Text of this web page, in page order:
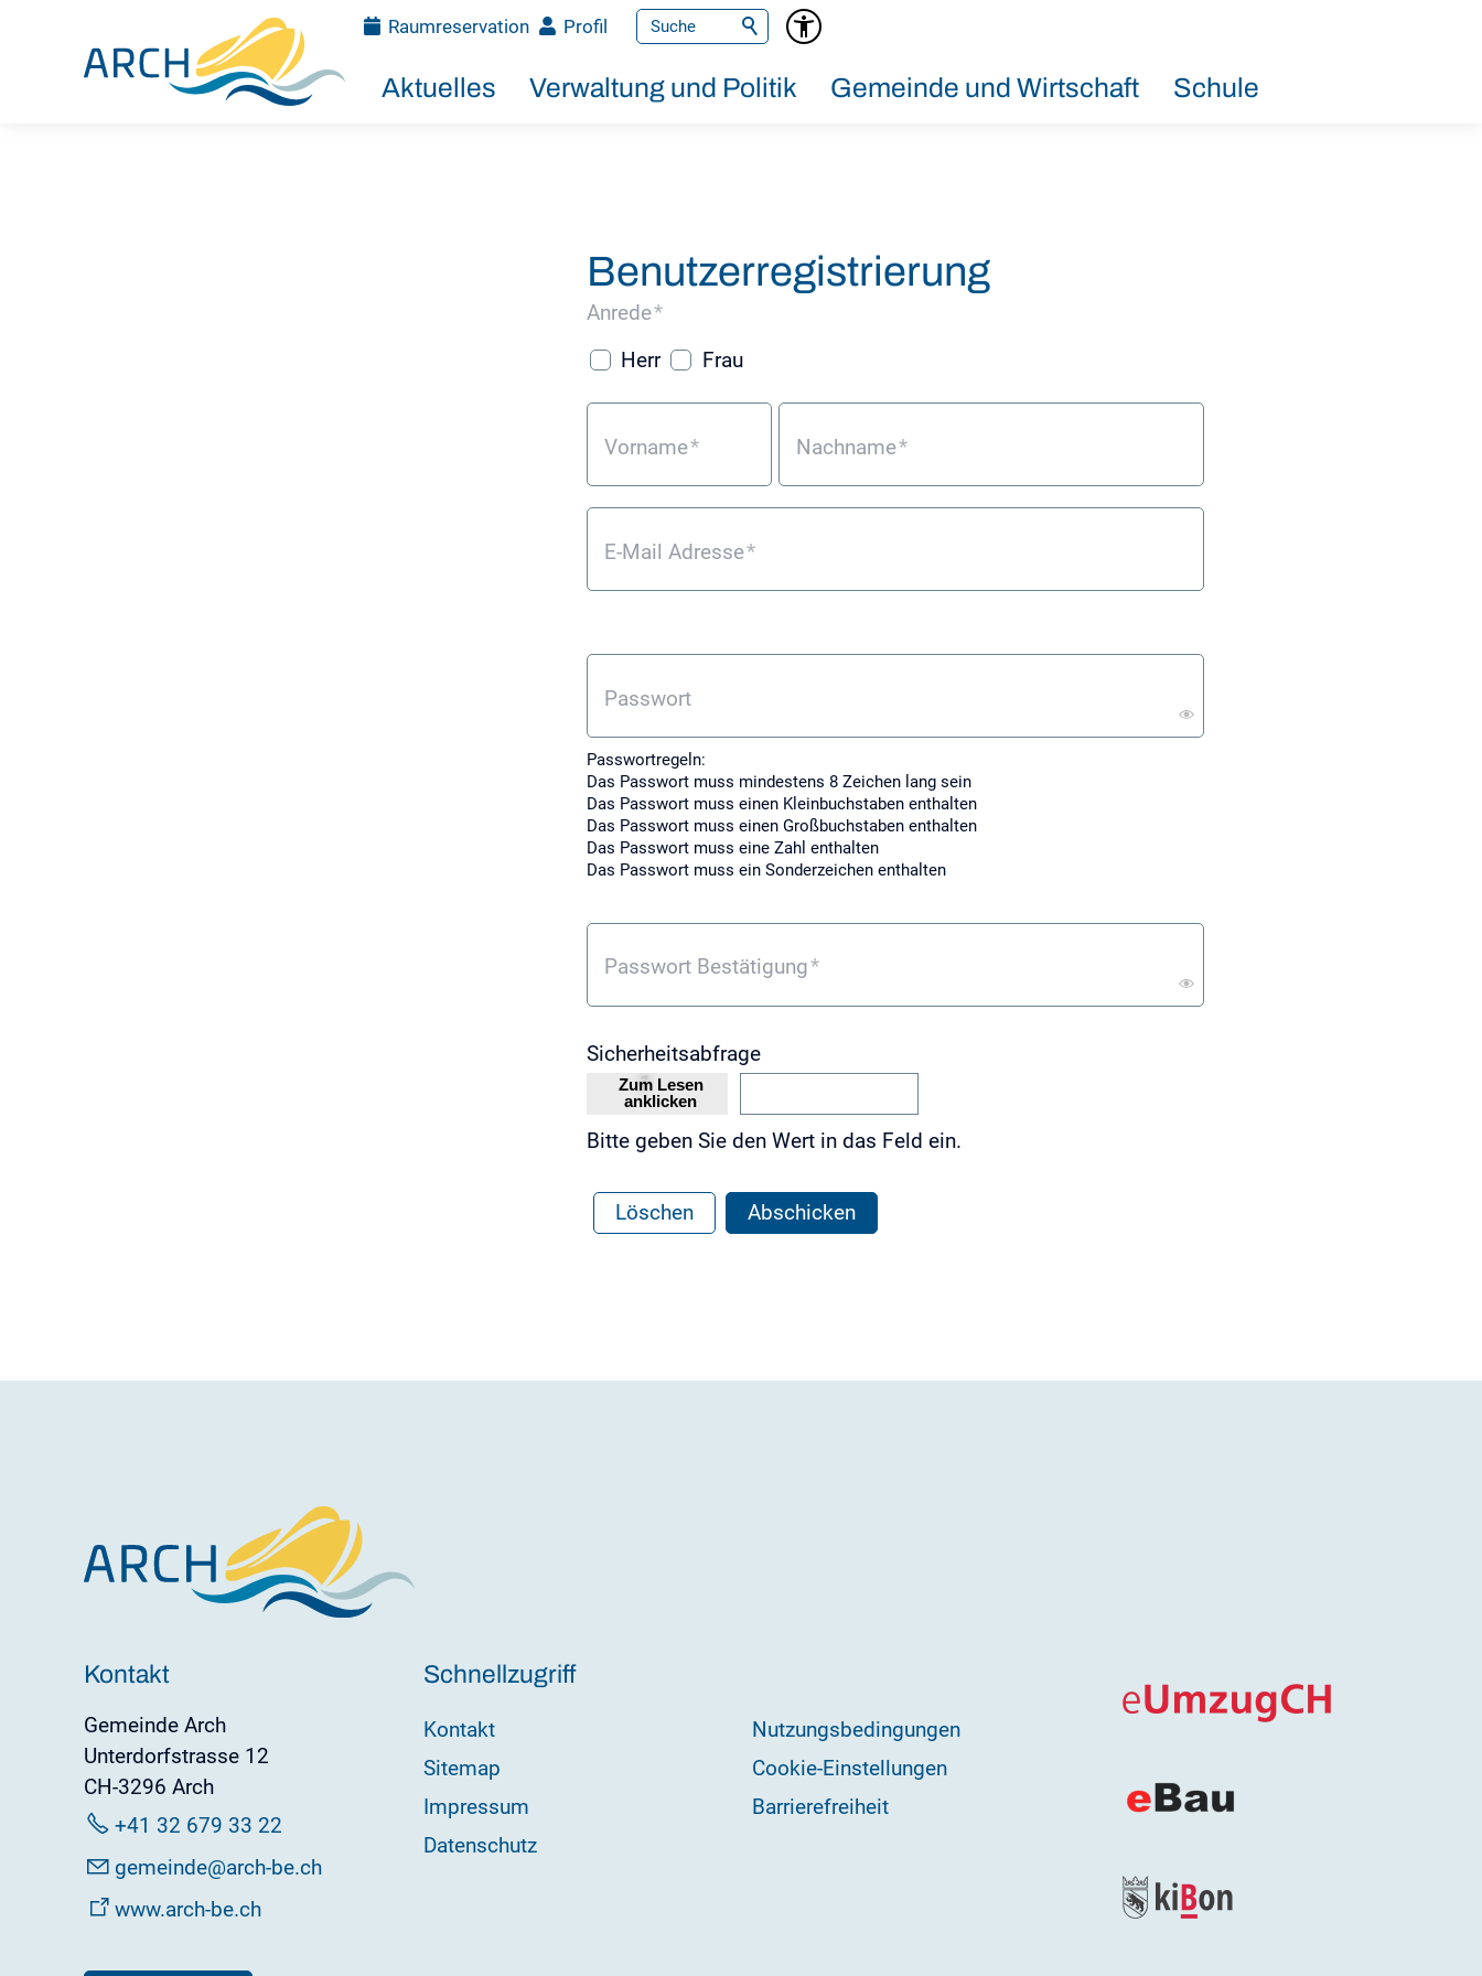
Aktuelles Verwaltung und Politik Gemeinde und Wirtschaft Schule
Raumreservation Profil
Benutzerregistrierung
Anrede*
Herr
Frau
Vorname* Nachname*
E-Mail Adresse*
Passwort
Passwortregeln:
Das Passwort muss mindestens 8 Zeichen lang sein
Das Passwort muss einen Kleinbuchstaben enthalten
Das Passwort muss einen Großbuchstaben enthalten
Das Passwort muss eine Zahl enthalten
Das Passwort muss ein Sonderzeichen enthalten
Passwort Bestätigung*
Sicherheitsabfrage
Bitte geben Sie den Wert in das Feld ein.
Löschen Abschicken
Kontakt
Gemeinde Arch
Unterdorfstrasse 12
CH-3296 Arch
+41 32 679 33 22
g m nd rch-b
ch
www.arch-be.ch
Schnellzugriff
Kontakt
Sitemap
Impressum
Datenschutz
Nutzungsbedingungen
Cookie-Einstellungen
Barrierefreiheit